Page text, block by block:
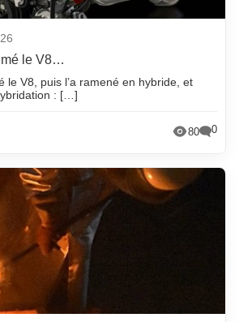
le V8…
le V8, puis l’a ramené en hybride, et
: […]
80 0